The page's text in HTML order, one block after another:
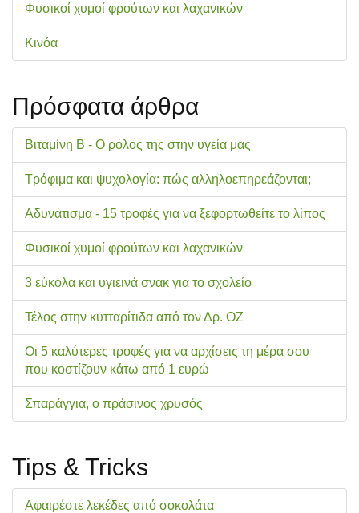
Φυσικοί χυμοί φρούτων και λαχανικών
Κινόα
Πρόσφατα άρθρα
Βιταμίνη Β - Ο ρόλος της στην υγεία μας
Τρόφιμα και ψυχολογία: πώς αλληλοεπηρεάζονται;
Αδυνάτισμα - 15 τροφές για να ξεφορτωθείτε το λίπος
Φυσικοί χυμοί φρούτων και λαχανικών
3 εύκολα και υγιεινά σνακ για το σχολείo
Τέλος στην κυτταρίτιδα από τον Δρ. ΟΖ
Οι 5 καλύτερες τροφές για να αρχίσεις τη μέρα σου
που κοστίζουν κάτω από 1 ευρώ
Σπαράγγια, ο πράσινος χρυσός
Tips & Tricks
Αφαιρέστε λεκέδες από σοκολάτα